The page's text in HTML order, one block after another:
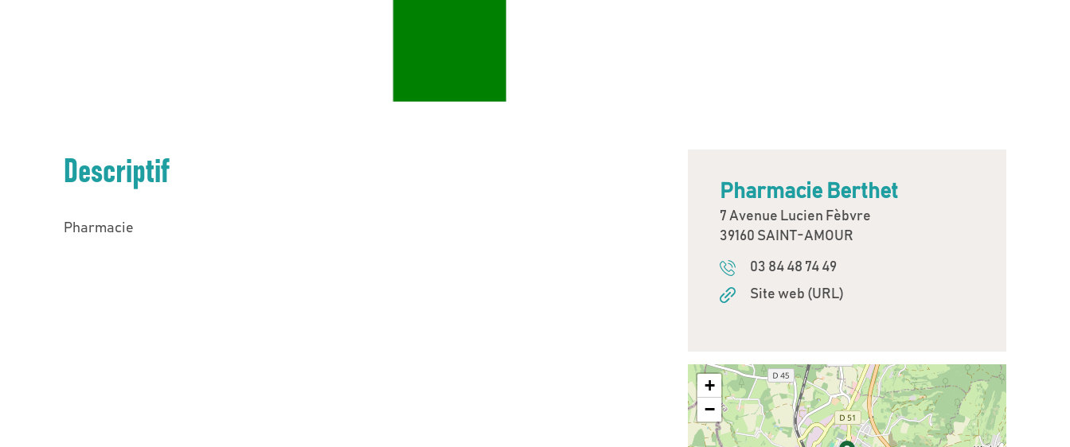
Pharmacie Berthet
7 Avenue Lucien Fèbvre
39160 SAINT-AMOUR
03 84 48 74 49
Site web (URL)
+
−
Descriptif
Pharmacie